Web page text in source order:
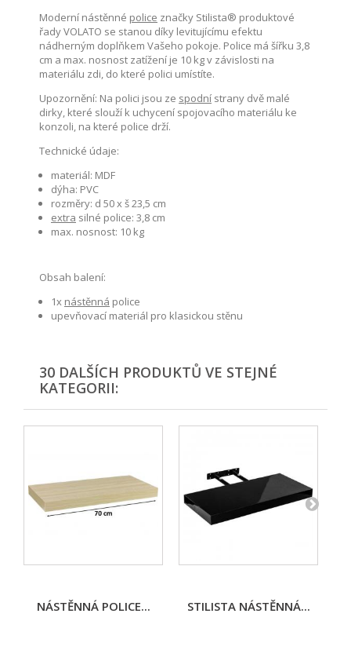
Moderní nástěnné police značky Stilista® produktové
řady VOLATO se stanou díky levitujícímu efektu
nádherným doplňkem Vašeho pokoje. Police má šířku 3,8
cm a max. nosnost zatížení je 10 kg v závislosti na
materiálu zdi, do které polici umístíte.
Upozornění: Na polici jsou ze spodní strany dvě malé
dirky, které slouží k uchycení spojovacího materiálu ke
konzoli, na které police drží.
Technické údaje:
materiál: MDF
dýha: PVC
rozměry: d 50 x š 23,5 cm
extra silné police: 3,8 cm
max. nosnost: 10 kg
Obsah balení:
1x nástěnná police
upevňovací materiál pro klasickou stěnu
30 DALŠÍCH PRODUKTŮ VE STEJNÉ
KATEGORII:
NÁSTĚNNÁ POLICE... STILISTA NÁSTĚNNÁ...